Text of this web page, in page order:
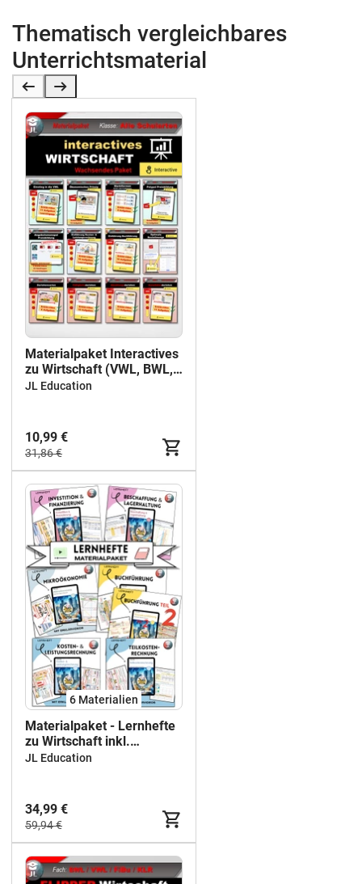
Thematisch vergleichbares
Unterrichtsmaterial
Materialpaket Interactives
zu Wirtschaft (VWL, BWL,
FiBu, KLR)
JL Education
10,99 €
31,86 €
6 Materialien
Materialpaket - Lernhefte
zu Wirtschaft inkl.
Lösungshefte
JL Education
34,99 €
59,94 €